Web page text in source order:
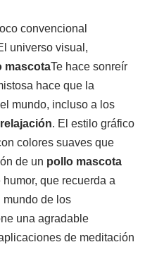
convencional
universo visual,
mascotaTe hace sonreír
hace que la
mundo, incluso a los
relajación. El estilo gráfico
colores suaves que
de un pollo mascota
que recuerda a
mundo de los
una agradable
de meditación